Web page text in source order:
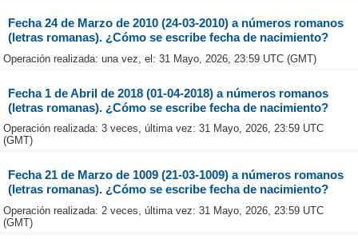
Fecha 24 de Marzo de 2010 (24-03-2010) a números romanos
(letras romanas). ¿Cómo se escribe fecha de nacimiento?
Operación realizada: una vez, el: 31 Mayo, 2026, 23:59 UTC (GMT)
Fecha 1 de Abril de 2018 (01-04-2018) a números romanos
(letras romanas). ¿Cómo se escribe fecha de nacimiento?
Operación realizada: 3 veces, última vez: 31 Mayo, 2026, 23:59 UTC
(GMT)
Fecha 21 de Marzo de 1009 (21-03-1009) a números romanos
(letras romanas). ¿Cómo se escribe fecha de nacimiento?
Operación realizada: 2 veces, última vez: 31 Mayo, 2026, 23:59 UTC
(GMT)